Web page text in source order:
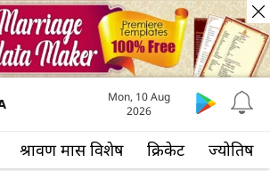
श्रावण मास विशेष क्रिकेट ज्योतिष
Mon, 10 Aug
2026